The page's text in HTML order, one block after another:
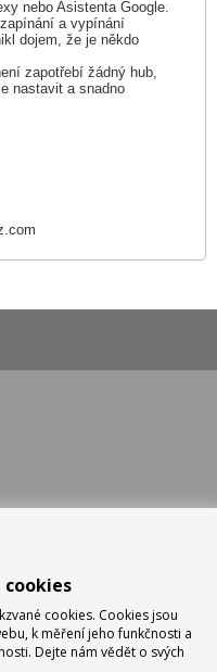
nebo Asistenta Google.
a vypínání
dojem, že je někdo
zapotřebí žádný hub,
nastavit a snadno
cookies. Cookies jsou
k měření jeho funkčnosti a
Dejte nám vědět o svých